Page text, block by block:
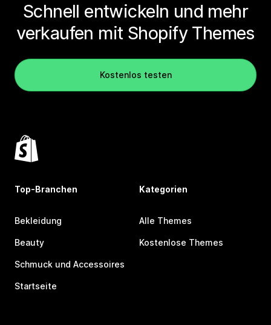
Schnell entwickeln und mehr
verkaufen mit Shopify Themes
Kostenlos testen
Top-Branchen
Bekleidung
Beauty
Schmuck und Accessoires
Startseite
Kategorien
Alle Themes
Kostenlose Themes